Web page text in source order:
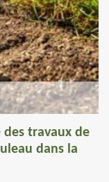
travaux de
dans la